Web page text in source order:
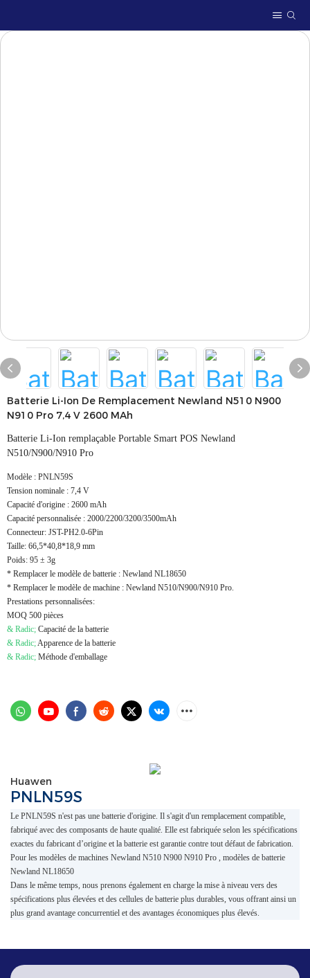
Batterie Li-Ion De Remplacement Newland N510 N900
N910 Pro 7,4 V 2600 MAh
Batterie Li-Ion remplaçable Portable Smart POS Newland
N510/N900/N910 Pro
Modèle : PNLN59S
Tension nominale : 7,4 V
Capacité d'origine : 2600 mAh
Capacité personnalisée : 2000/2200/3200/3500mAh
Connecteur: JST-PH2.0-6Pin
Taille: 66,5*40,8*18,9 mm
Poids: 95 ± 3g
* Remplacer le modèle de batterie : Newland NL18650
* Remplacer le modèle de machine : Newland N510/N900/N910 Pro.
Prestations personnalisées:
MOQ 500 pièces
& Radic; Capacité de la batterie
& Radic;Apparence de la batterie
& Radic; Méthode d'emballage
Huawen
PNLN59S
Le PNLN59S n'est pas une batterie d'origine. Il s'agit d'un remplacement compatible,
fabriqué avec des composants de haute qualité. Elle est fabriquée selon les spécifications
exactes du fabricant d’origine et la batterie est garantie contre tout défaut de fabrication.
Pour les modèles de machines Newland N510 N900 N910 Pro
, modèles de batterie
Newland NL18650
Dans le même temps, nous prenons également en charge la mise à niveau vers des
spécifications plus élevées et des cellules de batterie plus durables, vous offrant ainsi un
plus grand avantage concurrentiel et des avantages économiques plus élevés.